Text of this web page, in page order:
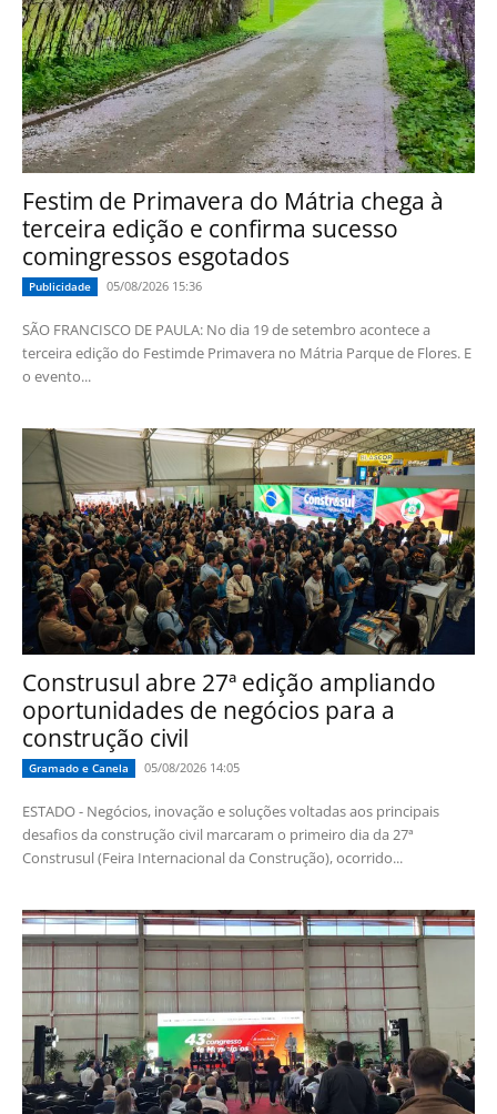
Festim de Primavera do Mátria chega à
terceira edição e confirma sucesso
comingressos esgotados
Publicidade 05/08/2026 15:36
SÃO FRANCISCO DE PAULA: No dia 19 de setembro acontece a
terceira edição do Festimde Primavera no Mátria Parque de Flores. E
o evento...
Construsul abre 27ª edição ampliando
oportunidades de negócios para a
construção civil
Gramado e Canela 05/08/2026 14:05
ESTADO - Negócios, inovação e soluções voltadas aos principais
desafios da construção civil marcaram o primeiro dia da 27ª
Construsul (Feira Internacional da Construção), ocorrido...